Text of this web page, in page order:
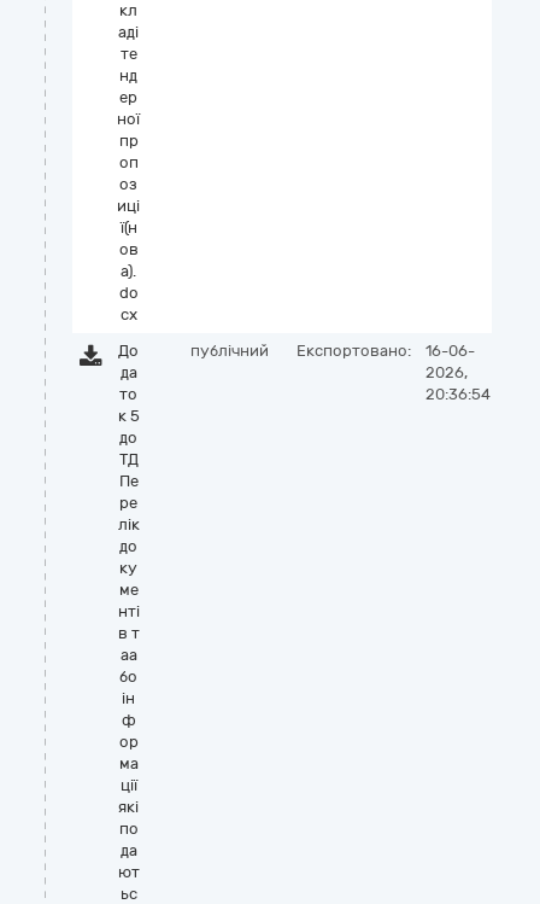
кл
аді
те
нд
ер
ної
пр
оп
оз
иці
ї(н
ов
а).
do
cx
До
да
то
к 5
до
ТД
Пе
ре
лік
до
ку
ме
нті
в т
аа
бо
ін
ф
ор
ма
ції
які
по
да
ют
ьс
публічний Експортовано:
16-06-
2026,
20:36:54